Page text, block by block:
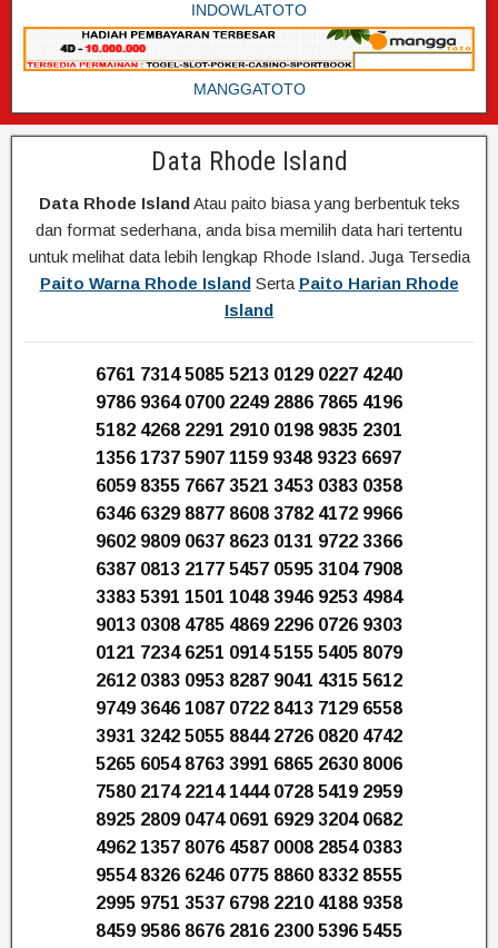
INDOWLATOTO
MANGGATOTO
Data Rhode Island
Data Rhode IslandAtau paito biasa yang berbentuk teks
dan format sederhana, anda bisa memilih data hari tertentu
untuk melihat data lebih lengkap Rhode Island. Juga Tersedia
Paito Warna Rhode Island Serta Paito Harian Rhode
Island
6761 7314 5085 5213 0129 0227 4240
9786 9364 0700 2249 2886 7865 4196
5182 4268 2291 2910 0198 9835 2301
1356 1737 5907 1159 9348 9323 6697
6059 8355 7667 3521 3453 0383 0358
6346 6329 8877 8608 3782 4172 9966
9602 9809 0637 8623 0131 9722 3366
6387 0813 2177 5457 0595 3104 7908
3383 5391 1501 1048 3946 9253 4984
9013 0308 4785 4869 2296 0726 9303
0121 7234 6251 0914 5155 5405 8079
2612 0383 0953 8287 9041 4315 5612
9749 3646 1087 0722 8413 7129 6558
3931 3242 5055 8844 2726 0820 4742
5265 6054 8763 3991 6865 2630 8006
7580 2174 2214 1444 0728 5419 2959
8925 2809 0474 0691 6929 3204 0682
4962 1357 8076 4587 0008 2854 0383
9554 8326 6246 0775 8860 8332 8555
2995 9751 3537 6798 2210 4188 9358
8459 9586 8676 2816 2300 5396 5455